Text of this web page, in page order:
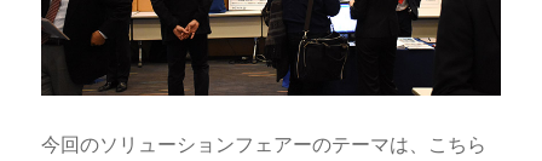
今回のソリューションフェアーのテーマは、こちら